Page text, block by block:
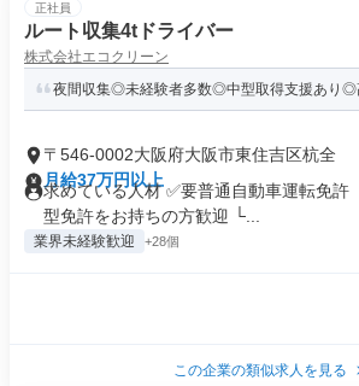
正社員
ルート収集4tドライバー
株式会社エコクリーン
夜間収集◎未経験者多数◎中型取得支援あり◎
〒546-0002大阪府大阪市東住吉区杭全
月給37万円以上
求めている人材 ✅要普通自動車運転免許
型免許をお持ちの方歓迎 └...
業界未経験歓迎 +28個
この企業の類似求人を見る